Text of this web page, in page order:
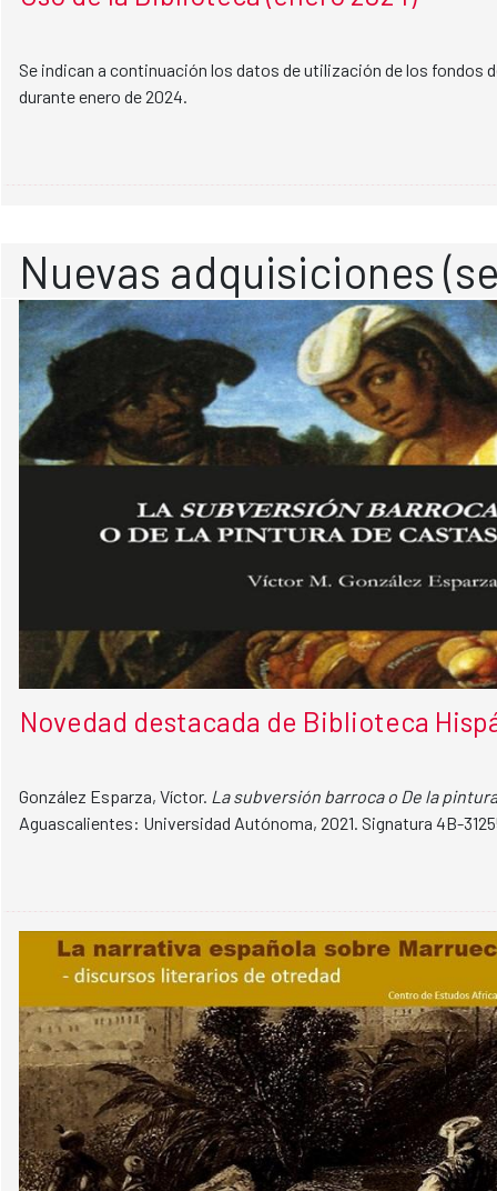
Se indican a continuación los datos de utilización de los fondos
durante enero de 2024.
Nuevas adquisiciones
Novedad destacada de Biblioteca
González Esparza, Víctor. La subversión barroca o De la
Aguascalientes: Universidad Autónoma, 2021. Signatura 4B-